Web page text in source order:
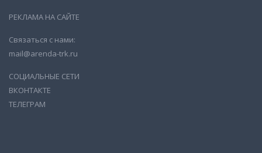
РЕКЛАМА НА САЙТЕ
Связаться с нами:
mail@arenda-trk.ru
СОЦИАЛЬНЫЕ СЕТИ
ВКОНТАКТЕ
ТЕЛЕГРАМ